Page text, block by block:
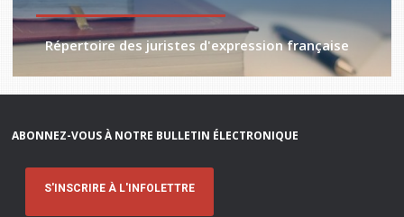
Répertoire des juristes d'expression française
ABONNEZ-VOUS À NOTRE BULLETIN ÉLECTRONIQUE
S'INSCRIRE À L'INFOLETTRE